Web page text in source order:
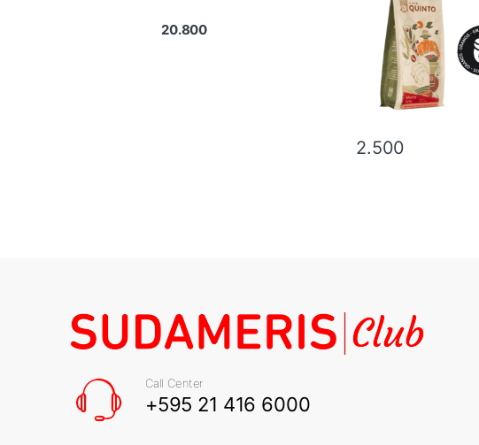
2.500
20.800
Call Center
+595 21 416 6000